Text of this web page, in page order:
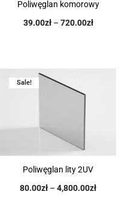
Poliwęglan komorowy
39.00zł – 720.00zł
Sale!
Poliwęglan lity 2UV
80.00zł – 4,800.00zł